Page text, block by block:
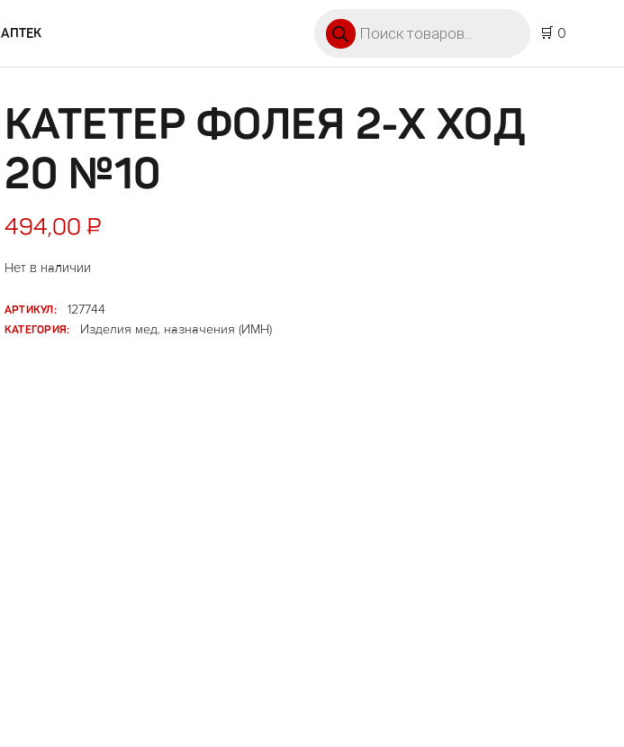
🛒 0
КАТЕТЕР ФОЛЕЯ 2-Х ХОД
20 №10
494,00 ₽
Нет в наличии
АРТИКУЛ:
127744
КАТЕГОРИЯ:
Изделия мед. назначения (ИМН)